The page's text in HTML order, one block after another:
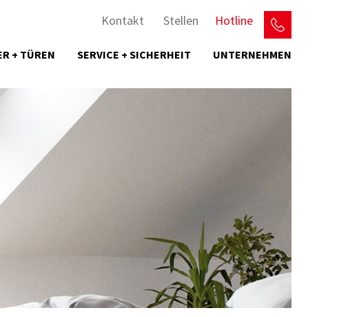
Kontakt Stellen Hotline
+ TÜREN SERVICE + SICHERHEIT UNTERNEHMEN